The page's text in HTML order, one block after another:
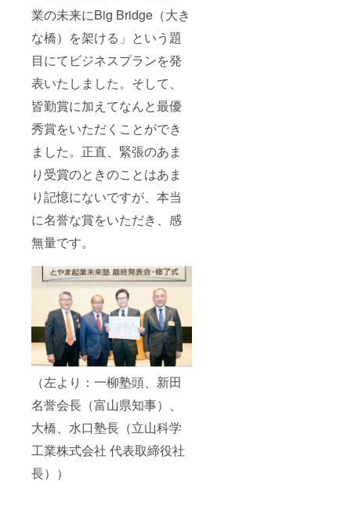
業の未来にBig Bridge（大き
な橋）を架ける」という題
目にてビジネスプランを発
表いたしました。そして、
皆勤賞に加えてなんと最優
秀賞をいただくことができ
ました。正直、緊張のあま
り受賞のときのことはあま
り記憶にないですが、本当
に名誉な賞をいただき、感
無量です。
（左より：一柳塾頭、新田
名誉会長（富山県知事）、
大橋、水口塾長（立山科学
工業株式会社 代表取締役社
長））